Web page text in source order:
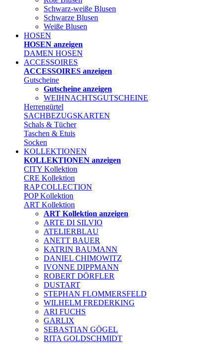
Schwarz-weiße Blusen
Schwarze Blusen
Weiße Blusen
HOSEN
HOSEN anzeigen
DAMEN HOSEN
ACCESSOIRES
ACCESSOIRES anzeigen
Gutscheine
Gutscheine anzeigen
WEIHNACHTSGUTSCHEINE
Herrengürtel
SACHBEZUGSKARTEN
Schals & Tücher
Taschen & Etuis
Socken
KOLLEKTIONEN
KOLLEKTIONEN anzeigen
CITY Kollektion
CRE Kollektion
RAP COLLECTION
POP Kollektion
ART Kollektion
ART Kollektion anzeigen
ARTE DI SILVIO
ATELIERBLAU
ANETT BAUER
KATRIN BAUMANN
DANIEL CHIMOWITZ
IVONNE DIPPMANN
ROBERT DÖRFLER
DUSTART
STEPHAN FLOMMERSFELD
WILHELM FREDERKING
ARI FUCHS
GARLIX
SEBASTIAN GÖGEL
RITA GOLDSCHMIDT